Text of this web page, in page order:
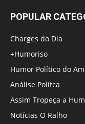
POPULAR
Charges do Dia
+Humoriso
Humor Político do
Análise Polítca
Assim Tropeça a
Notícias O Ralho